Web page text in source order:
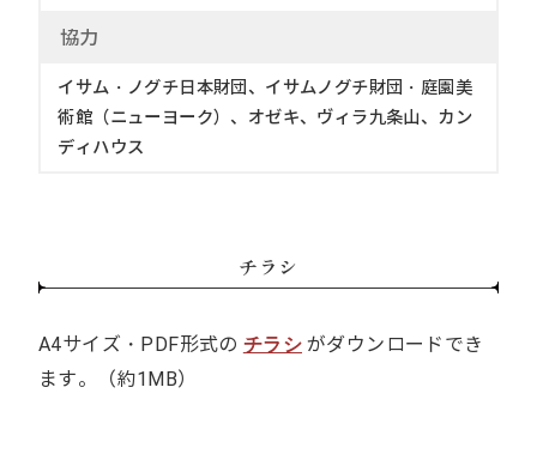
協力
イサム・ノグチ日本財団、イサムノグチ財団・庭園美
術館（ニューヨーク）、オゼキ、ヴィラ九条山、カン
ディハウス
チラシ
A4サイズ・PDF形式の チラシ がダウンロードでき
ます。（約1MB）